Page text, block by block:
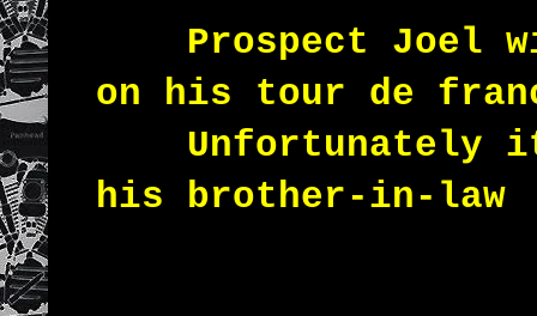
Prospect Joel
on his tour de
Unfortunately
his brother-in-law